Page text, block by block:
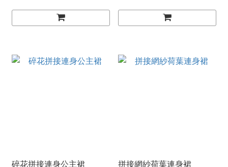
碎花拼接連身公主裙 拼接網紗荷葉連身裙